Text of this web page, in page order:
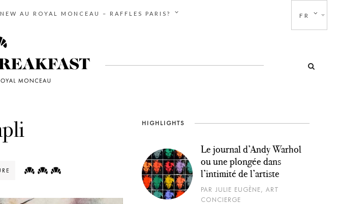
AU ROYAL MONCEAU – RAFFLES PARIS? FR
HIGHLIGHTS
Le journal d’Andy Warhol
ou une plongée dans
l’intimité de l’artiste
PAR JULIE EUGÈNE, ART
CONCIERGE